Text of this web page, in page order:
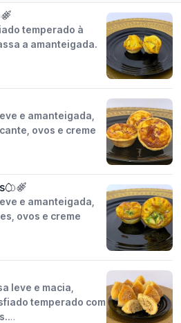
temperado à
a amanteigada.
e amanteigada,
ovos e creme
e amanteigada,
ovos e creme
leve e macia,
temperado com